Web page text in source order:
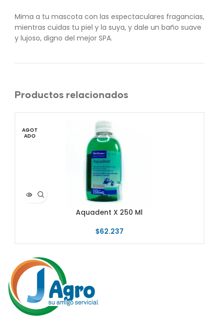
Mima a tu mascota con las espectaculares fragancias,
mientras cuidas tu piel y la suya, y dale un baño suave
y lujoso, digno del mejor SPA.
Productos relacionados
AGOT
ADO
Aquadent X 250 Ml
$62.237